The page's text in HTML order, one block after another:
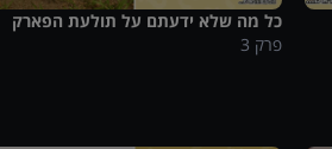
כל מה שלא ידעתם על תולעת הפארק
פרק 3